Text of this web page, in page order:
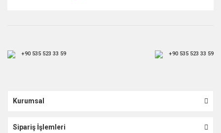
+90 535 523 33 59 +90 535 523 33 59
Kurumsal
Sipariş İşlemleri